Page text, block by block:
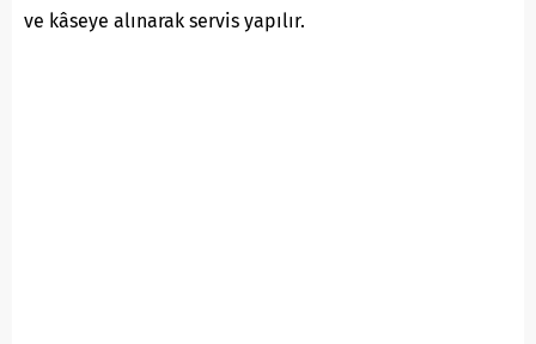
ve kâseye alınarak servis yapılır.